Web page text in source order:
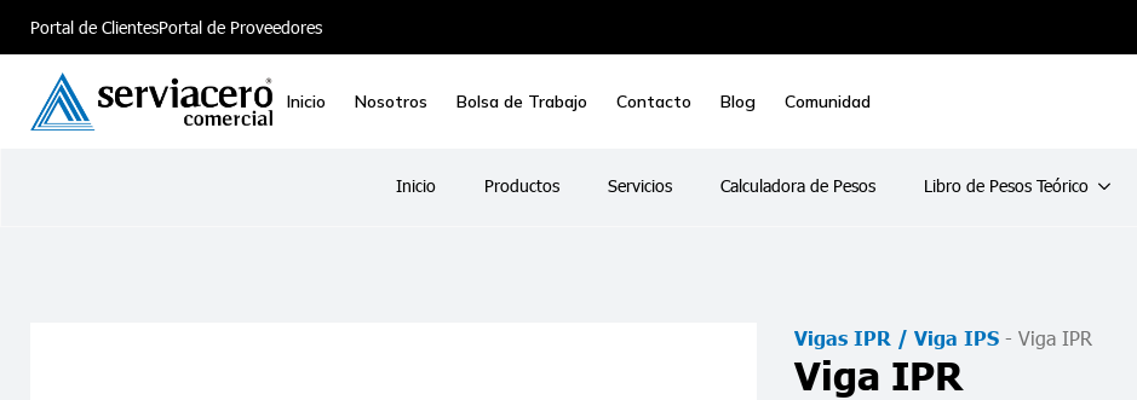
Portal de ClientesPortal de Proveedores
Inicio Nosotros Bolsa de Trabajo Contacto Blog Comunidad
Inicio Productos Servicios Calculadora de Pesos Libro de Pesos Teórico
Vigas IPR / Viga IPS - Viga IPR
Viga IPR